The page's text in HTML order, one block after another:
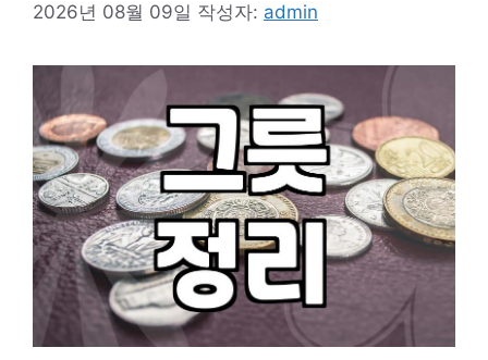
2026년 08월 09일 작성자: admin